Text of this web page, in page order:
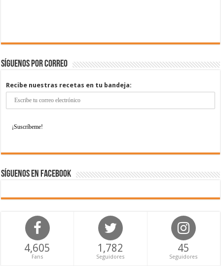
Síguenos por correo
Recibe nuestras recetas en tu bandeja:
Síguenos en Facebook
4,605
Fans
1,782
Seguidores
45
Seguidores